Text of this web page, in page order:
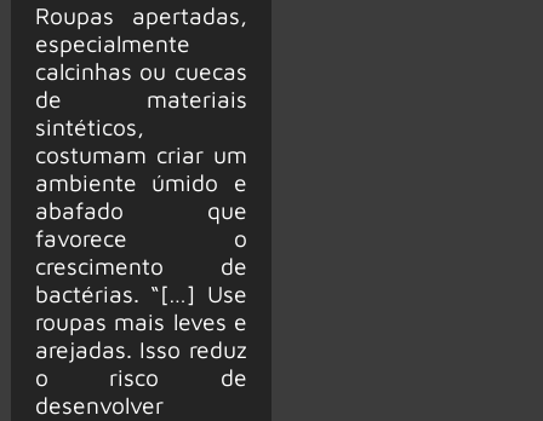
Roupas apertadas,
especialmente
calcinhas ou cuecas
de materiais
sintéticos,
costumam criar um
ambiente úmido e
abafado que
favorece o
crescimento de
bactérias. “[…] Use
roupas mais leves e
arejadas. Isso reduz
o risco de
desenvolver